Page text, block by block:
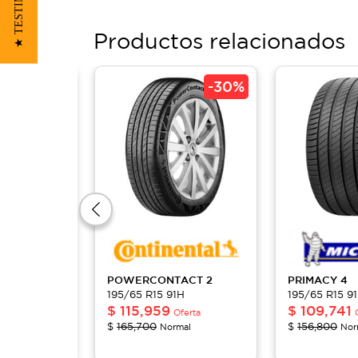
Productos relacionados
-30%
POWERCONTACT 2
195/65 R15 91H
$ 115,959 Oferta
$ 165,700 Normal
PRIMACY 4
195/65 R15
$ 109,741
$ 156,800